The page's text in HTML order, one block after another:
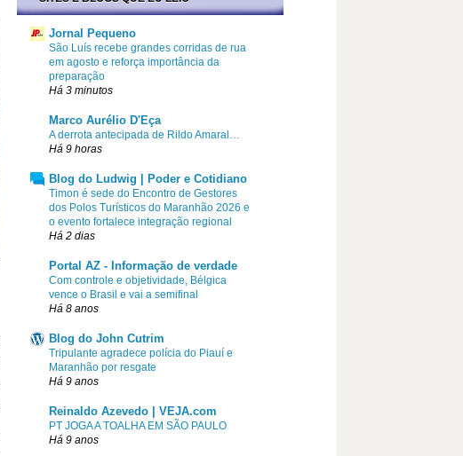
Jornal Pequeno
São Luís recebe grandes corridas de rua
em agosto e reforça importância da
preparação
Há 3 minutos
Marco Aurélio D'Eça
A derrota antecipada de Rildo Amaral…
Há 9 horas
Blog do Ludwig | Poder e Cotidiano
Timon é sede do Encontro de Gestores
dos Polos Turísticos do Maranhão 2026 e
o evento fortalece integração regional
Há 2 dias
Portal AZ - Informação de verdade
Com controle e objetividade, Bélgica
vence o Brasil e vai a semifinal
Há 8 anos
Blog do John Cutrim
Tripulante agradece polícia do Piauí e
Maranhão por resgate
Há 9 anos
Reinaldo Azevedo | VEJA.com
PT JOGA A TOALHA EM SÃO PAULO
Há 9 anos